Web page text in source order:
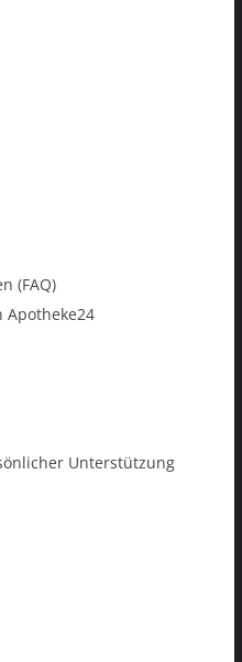
(FAQ)
Apotheke24
Unterstützung